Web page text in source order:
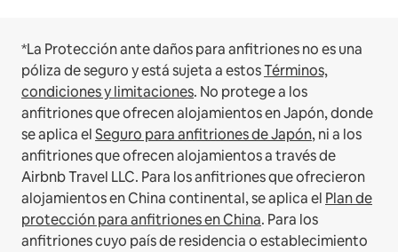
*La Protección ante daños para anfitriones no es una
póliza de seguro y está sujeta a estosTérminos,
condiciones y limitaciones. No protege a los
anfitriones que ofrecen alojamientos en Japón, donde
se aplica elSeguro para anfitriones de Japón, ni a los
anfitriones que ofrecen alojamientos a través de
Airbnb Travel LLC. Para los anfitriones que ofrecieron
alojamientos en China continental, se aplica el Plan de
protección para anfitriones en China. Para los
anfitriones cuyo país de residencia o establecimiento